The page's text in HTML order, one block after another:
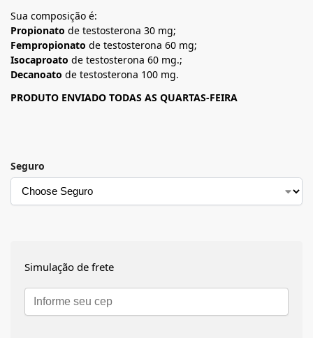
Sua composição é:
Propionato de testosterona 30 mg;
Fempropionato de testosterona 60 mg;
Isocaproato de testosterona 60 mg.;
Decanoato de testosterona 100 mg.
PRODUTO ENVIADO TODAS AS QUARTAS-FEIRA
Seguro
Simulação de frete